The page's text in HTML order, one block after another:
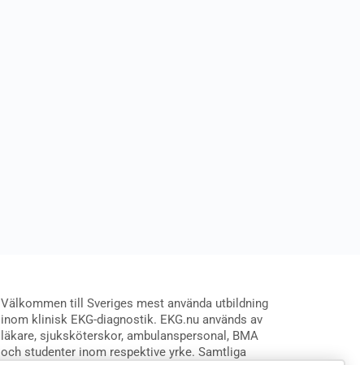
Välkommen till Sveriges mest använda utbildning
inom klinisk EKG-diagnostik. EKG.nu används av
läkare, sjuksköterskor, ambulanspersonal, BMA
och studenter inom respektive yrke. Samtliga